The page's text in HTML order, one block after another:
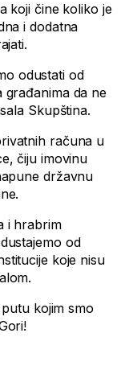
koji čine koliko je
i dodatna
odustati od
građanima da ne
Skupština.
računa u
čiju imovinu
državnu
i hrabrim
od
koje nisu
kojim smo